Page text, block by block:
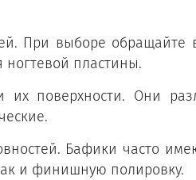
При выборе
ногтевой пластины.
поверхности. Они
Бафики часто
и финишную полировку.